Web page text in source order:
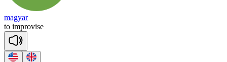
magyar
to improvise